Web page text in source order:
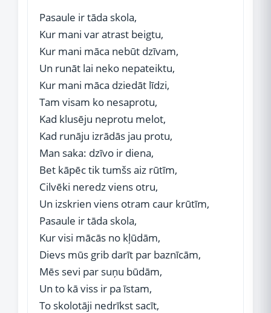
Pasaule ir tāda skola,
Kur mani var atrast beigtu,
Kur mani māca nebūt dzīvam,
Un runāt lai neko nepateiktu,
Kur mani māca dziedāt līdzi,
Tam visam ko nesaprotu,
Kad klusēju neprotu melot,
Kad runāju izrādās jau protu,
Man saka: dzīvo ir diena,
Bet kāpēc tik tumšs aiz rūtīm,
Cilvēki neredz viens otru,
Un izskrien viens otram caur krūtīm,
Pasaule ir tāda skola,
Kur visi mācās no kļūdām,
Dievs mūs grib darīt par baznīcām,
Mēs sevi par suņu būdām,
Un to kā viss ir pa īstam,
To skolotāji nedrīkst sacīt,